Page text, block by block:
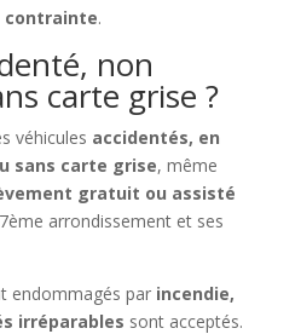
contrainte.
non
carte grise ?
véhicules accidentés, en
sans carte grise, même
gratuit ou assisté
arrondissement et ses
endommagés par incendie,
irréparables sont acceptés.